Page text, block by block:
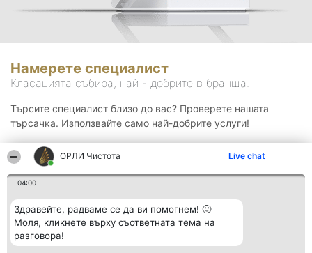
ОРЛИ Чистота Live chat
04:00
Здравейте, радваме се да ви помогнем! 🙂
Моля, кликнете върху съответната тема на
разговора!
Намерете специалист
Класацията събира, най - добрите в бранша.
Търсите специалист близо до вас? Проверете нашата
търсачка. Използвайте само най-добрите услуги!